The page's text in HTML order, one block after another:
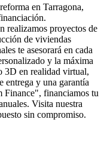
en Tarragona,
realizamos proyectos de
de viviendas
te asesorará en cada
y la máxima
3D en realidad virtual,
entrega y una garantía
Finance", financiamos tu
Visita nuestra
sin compromiso.